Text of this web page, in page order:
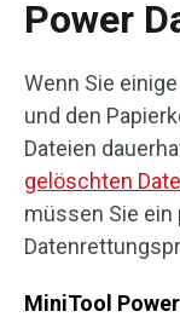
Power
Wenn Sie
und den
Dateien
gelöschten
müssen Sie
MiniTool